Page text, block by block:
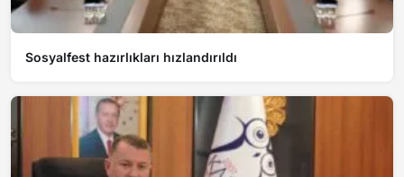
Sosyalfest hazırlıkları hızlandırıldı